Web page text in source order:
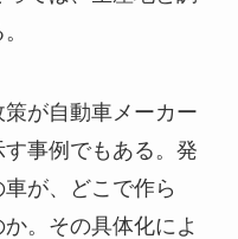
が自動車メーカー
事例でもある。発
が、どこで作ら
。その具体化によ